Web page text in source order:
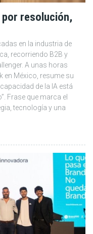
por resolución,
en la industria de
recorriendo B2B y
A unas horas
en México, resume su
de la IA está
Frase que marca el
tecnología y una